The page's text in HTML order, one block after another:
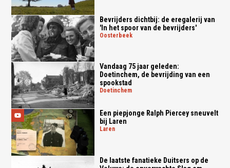
Bevrijders dichtbij: de eregalerij van
'In het spoor van de bevrijders'
oosterbeek
Vandaag 75 jaar geleden:
Doetinchem, de bevrijding van een
spookstad
doetinchem
Een piepjonge Ralph Piercey sneuvelt
bij Laren
laren
De laatste fanatieke Duitsers op de